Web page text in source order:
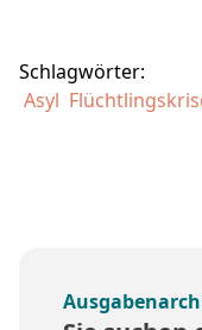
Schlagwörter:
Asyl